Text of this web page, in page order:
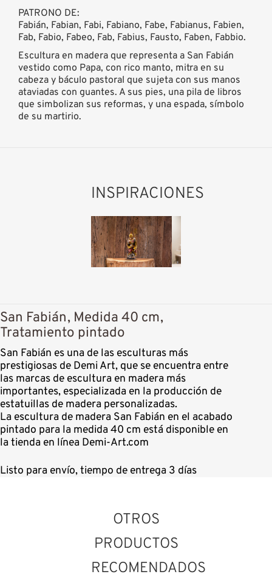
PATRONO DE:
Fabián, Fabian, Fabi, Fabiano, Fabe, Fabianus, Fabien,
Fab, Fabio, Fabeo, Fab, Fabius, Fausto, Faben, Fabbio.
Escultura en madera que representa a San Fabián
vestido como Papa, con rico manto, mitra en su
cabeza y báculo pastoral que sujeta con sus manos
ataviadas con guantes. A sus pies, una pila de libros
que simbolizan sus reformas, y una espada, símbolo
de su martirio.
INSPIRACIONES
San Fabián, Medida 40 cm,
Tratamiento pintado
San Fabián es una de las esculturas más
prestigiosas de Demi Art, que se encuentra entre
las marcas de escultura en madera más
importantes, especializada en la producción de
estatuillas de madera personalizadas.
La escultura de madera San Fabián en el acabado
pintado para la medida 40 cm está disponible en
la tienda en línea Demi-Art.com
Listo para envío, tiempo de entrega 3 días
OTROS
PRODUCTOS
RECOMENDADOS